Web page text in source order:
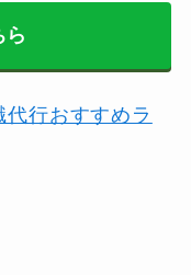
ら
行おすすめラ